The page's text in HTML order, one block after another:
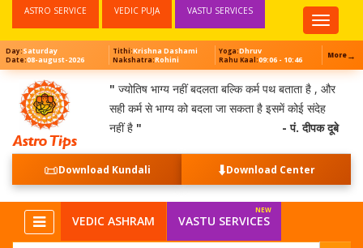
Top
Menu
ASTRO SERVICE VEDIC PUJA VASTU SERVICES
Day:Saturday
Date:08-august-2026
Tithi:Krishna Dashami
Nakshatra:Rohini
Yoga:Dhruv
Rahu Kaal:09:06 - 10:46 More→
" ज्योतिष भाग्य नहीं बदलता बल्कि कर्म पथ बताता है , और
सही कर्म से भाग्य को बदला जा सकता है इसमें कोई संदेह
नहीं है " - पं. दीपक दूबे
📜Download Kundali ⬇️Download Center
VEDIC ASHRAM VASTU SERVICES